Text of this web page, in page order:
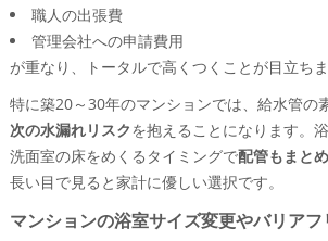
職人の出張費
管理会社への申請費用
が重なり、トータルで高くつくことが目立ちま
特に築20～30年のマンションでは、給水管の
次の水漏れリスクを抱えることになります。
洗面室の床をめくるタイミングで配管もまと
長い目で見ると家計に優しい選択です。
マンションの浴室サイズ変更やバリア